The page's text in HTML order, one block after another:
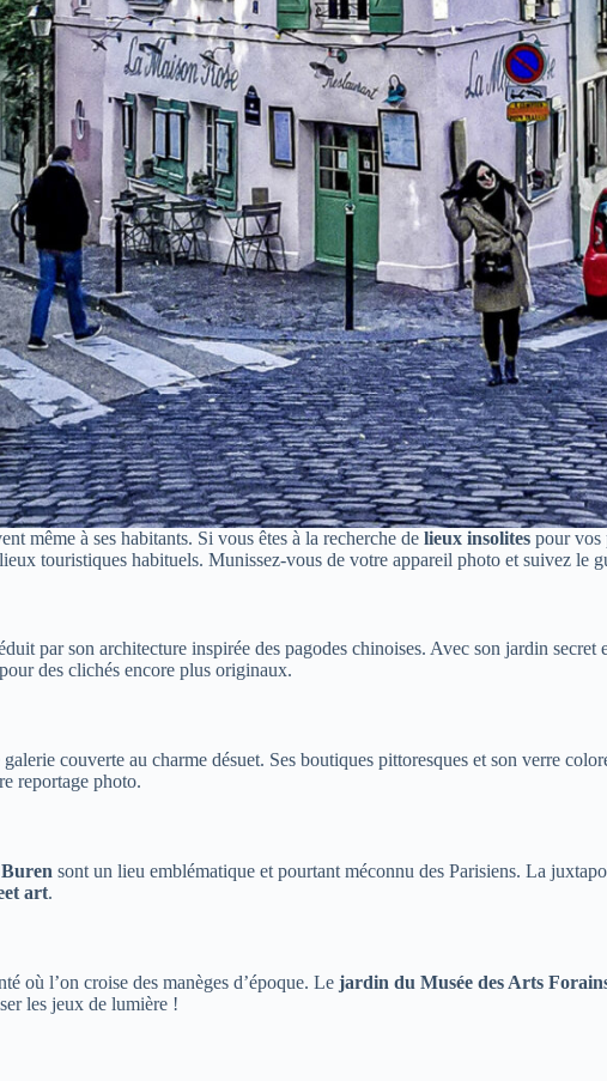
même à ses habitants. Si vous êtes à la recherche de lieux insolites pour vos
touristiques habituels. Munissez-vous de votre appareil photo et suivez le
par son architecture inspirée des pagodes chinoises. Avec son jardin
des clichés encore plus originaux.
galerie couverte au charme désuet. Ses boutiques pittoresques et son verre
reportage photo.
sont un lieu emblématique et pourtant méconnu des Parisiens. La
art.
où l’on croise des manèges d’époque. Le jardin du Musée des Arts
les jeux de lumière !